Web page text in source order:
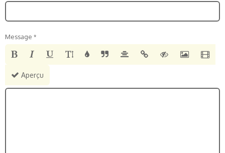
Message
Aperçu